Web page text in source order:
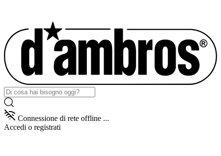
Connessione di rete offline ...
Accedi o registrati